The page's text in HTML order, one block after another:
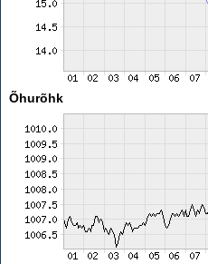
Õhurõhk